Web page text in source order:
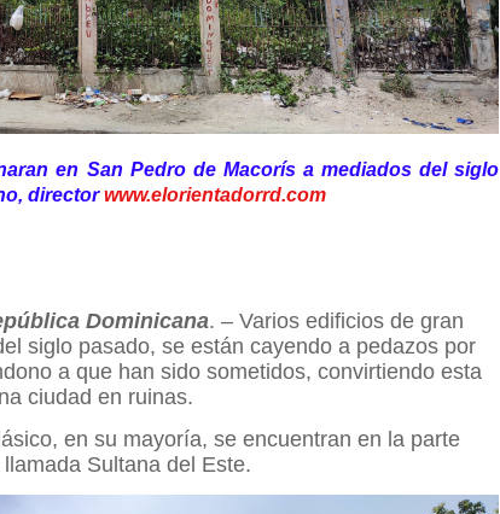
en San Pedro de Macorís a mediados del siglo
directorwww.elorientadorrd.com
Dominicana. – Varios edificios de gran
siglo pasado, se están cayendo a pedazos por
a que han sido sometidos, convirtiendo esta
ciudad en ruinas.
en su mayoría, se encuentran en la parte
Sultana del Este.